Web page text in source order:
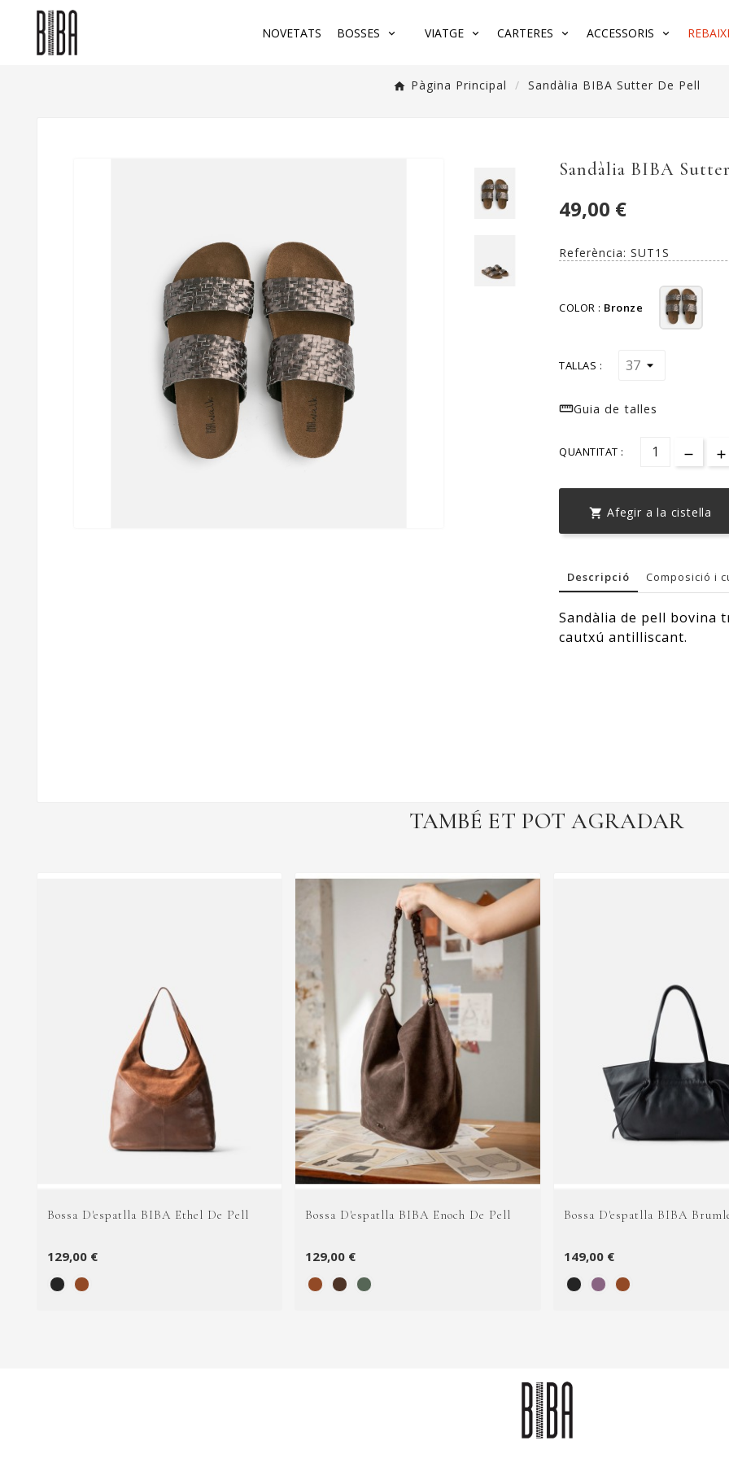
NOVETATS BOSSES VIATGE CARTERES ACCESSORIS
Pàgina Principal Sandàlia BIBA Sutter De Pell
Sandàlia BIBA
49,00 €
Referència: SUT1S
COLOR : Bronze
TALLAS :
Guia de talles
QUANTITAT :
 Afegir a la cistella
Descripció Composició i
Sandàlia de pell bovina
cautxú antilliscant.
TAMBÉ ET POT AGRADAR
Bossa D'espatlla BIBA Ethel De Pell
129,00 €
Bossa D'espatlla BIBA Enoch De Pell
129,00 €
Bossa D'espatlla BIBA
149,00 €